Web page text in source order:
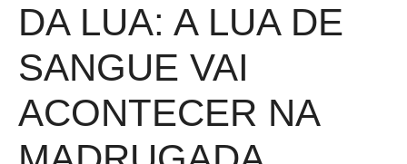
DA LUA: A LUA DE
SANGUE VAI
ACONTECER NA